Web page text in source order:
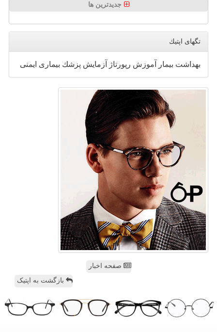
جدیدترین ها
تگهای اپتیك
بهداشت بیمار آموزش رپورتاژ آزمایش پزشك بیماری ایمنی
صفحه اخبار
بازگشت به اپتیک